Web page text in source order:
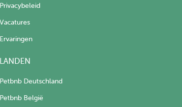
Privacybeleid
Vacatures
Ervaringen
LANDEN
Petbnb Deutschland
Petbnb België